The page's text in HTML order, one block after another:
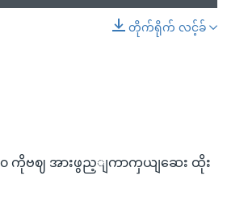
တိုက်ရိုက် လင့်ခ်
၆၀ ကိုဗဈ အားဖွည့ျကာကှယျဆေး ထိုး